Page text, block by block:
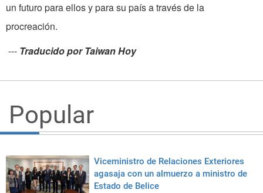
un futuro para ellos y para su país a través de la
procreación.
--- Traducido porTaiwanHoy
Popular
Viceministro de Relaciones Exteriores
agasaja con un almuerzo a ministro de
Estado de Belice